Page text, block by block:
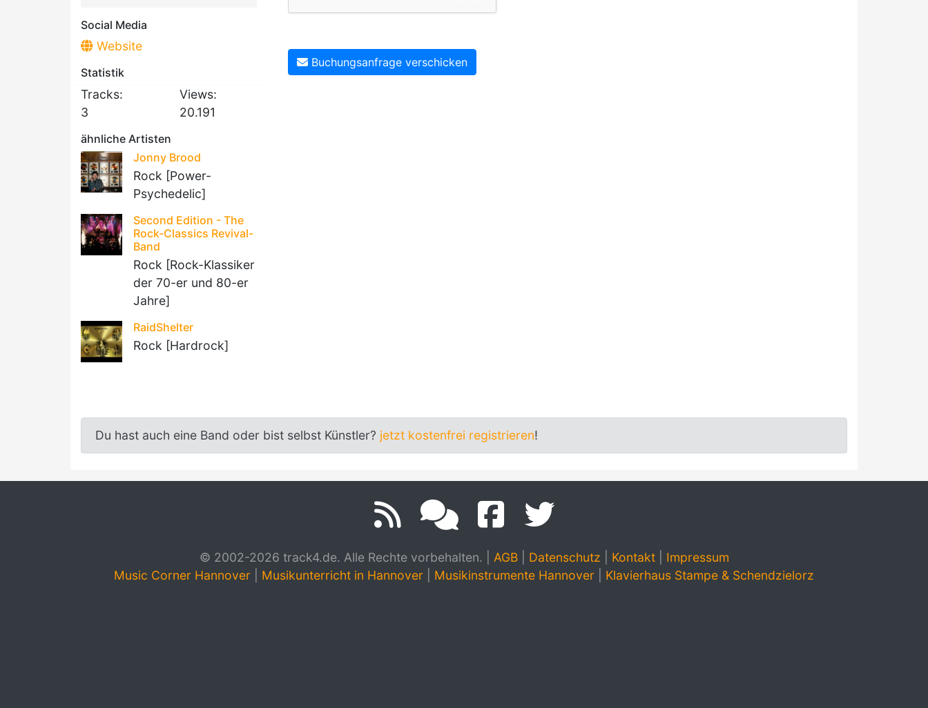
Social Media
Website
Statistik
Tracks:
3
Views:
20.191
ähnliche Artisten
Jonny Brood
Rock [Power-
Psychedelic]
Second Edition - The
Rock-Classics Revival-
Band
Rock [Rock-Klassiker
der 70-er und 80-er
Jahre]
RaidShelter
Rock [Hardrock]
Buchungsanfrage verschicken
Du hast auch eine Band oder bist selbst Künstler? jetzt kostenfrei registrieren!
© 2002-2026 track4.de. Alle Rechte vorbehalten. AGB| Datenschutz Kontakt| Impressum
Music Corner Hannover
Musikunterricht in Hannover Musikinstrumente Hannover Klavierhaus Stampe & Schendzielorz